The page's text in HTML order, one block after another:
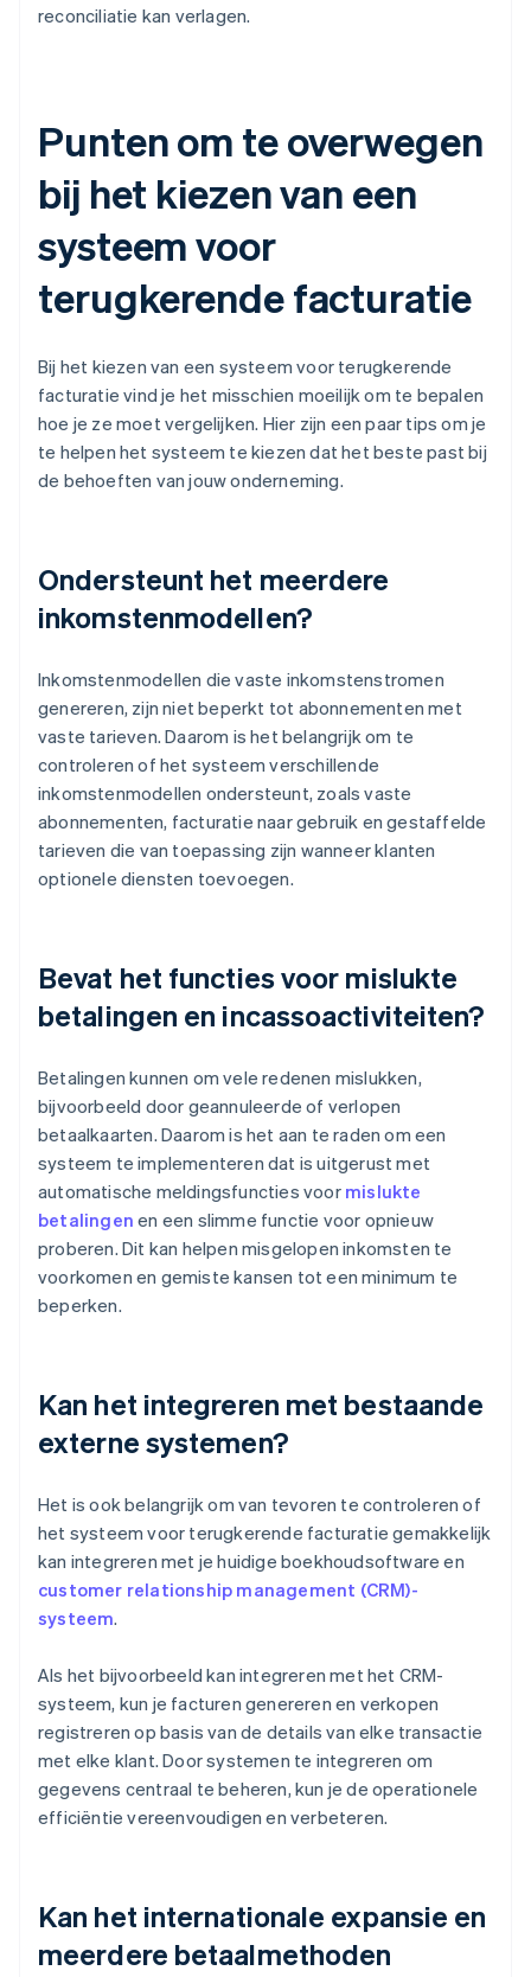
reconciliatie kan verlagen.
Punten om te overwegen
bij het kiezen van een
systeem voor
terugkerende facturatie
Bij het kiezen van een systeem voor terugkerende
facturatie vind je het misschien moeilijk om te bepalen
hoe je ze moet vergelijken. Hier zijn een paar tips om je
te helpen het systeem te kiezen dat het beste past bij
de behoeften van jouw onderneming.
Ondersteunt het meerdere
inkomstenmodellen?
Inkomstenmodellen die vaste inkomstenstromen
genereren, zijn niet beperkt tot abonnementen met
vaste tarieven. Daarom is het belangrijk om te
controleren of het systeem verschillende
inkomstenmodellen ondersteunt, zoals vaste
abonnementen, facturatie naar gebruik en gestaffelde
tarieven die van toepassing zijn wanneer klanten
optionele diensten toevoegen.
Bevat het functies voor mislukte
betalingen en incassoactiviteiten?
Betalingen kunnen om vele redenen mislukken,
bijvoorbeeld door geannuleerde of verlopen
betaalkaarten. Daarom is het aan te raden om een
systeem te implementeren dat is uitgerust met
automatische meldingsfuncties voor mislukte
betalingen en een slimme functie voor opnieuw
proberen. Dit kan helpen misgelopen inkomsten te
voorkomen en gemiste kansen tot een minimum te
beperken.
Kan het integreren met bestaande
externe systemen?
Het is ook belangrijk om van tevoren te controleren of
het systeem voor terugkerende facturatie gemakkelijk
kan integreren met je huidige boekhoudsoftware en
customer relationship management (CRM)-
systeem.
Als het bijvoorbeeld kan integreren met het CRM-
systeem, kun je facturen genereren en verkopen
registreren op basis van de details van elke transactie
met elke klant. Door systemen te integreren om
gegevens centraal te beheren, kun je de operationele
efficiëntie vereenvoudigen en verbeteren.
Kan het internationale expansie en
meerdere betaalmethoden